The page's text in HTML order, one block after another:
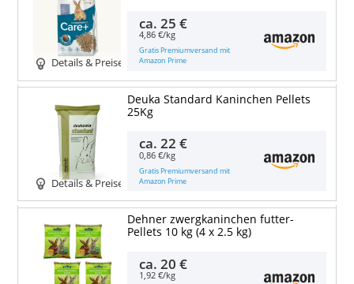
Details & Preise
ca.25 €
4,86 €/kg
Gratis Premiumversand mit
Amazon Prime
Details & Preise
Deuka Standard Kaninchen Pellets
25Kg
ca.22 €
0,86 €/kg
Gratis Premiumversand mit
Amazon Prime
Dehner zwergkaninchen futter-
Pellets 10 kg (4 x 2.5 kg)
ca.20 €
1,92 €/kg